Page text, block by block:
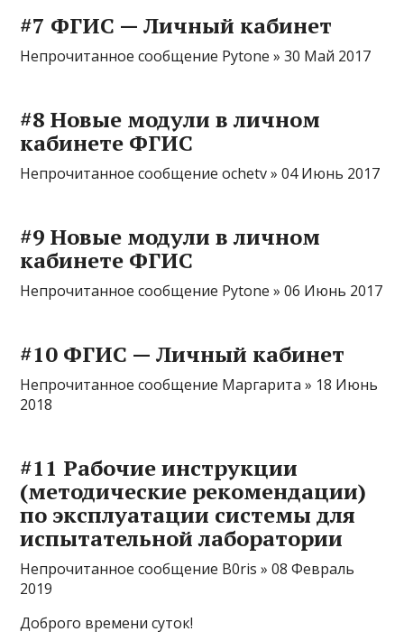
#7 ФГИС — Личный кабинет
Непрочитанное сообщение Pytone » 30 Май 2017
#8 Новые модули в личном
кабинете ФГИС
Непрочитанное сообщение ochetv » 04 Июнь 2017
#9 Новые модули в личном
кабинете ФГИС
Непрочитанное сообщение Pytone » 06 Июнь 2017
#10 ФГИС — Личный кабинет
Непрочитанное сообщение Маргарита » 18 Июнь
2018
#11 Рабочие инструкции
(методические рекомендации)
по эксплуатации системы для
испытательной лаборатории
Непрочитанное сообщение B0ris » 08 Февраль
2019
Доброго времени суток!